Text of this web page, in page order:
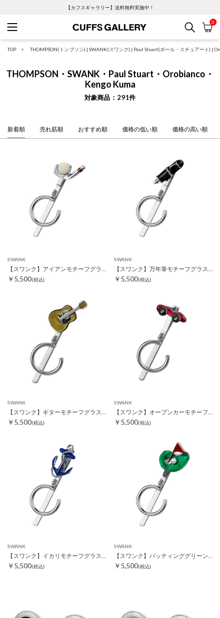
【カフスギャラリー】送料無料実施中！
Cuffs Gallery
検索 カ
0
TOP THOMPSON(トンプソン) | SWANK(スワンク) | Paul Stuart(ポール・スチュアート) |
THOMPSON・SWANK・Paul Stuart・Orobianco・
Kengo Kuma
対象商品 291件
新着順 売れ筋順 おすすめ順 価格の低い順 価格の高い順
SWANK
￥5,500(税込)
SWANK
￥5,500(税込)
SWANK
【スワンク】ギターモチーフグラスホルダー
￥5,500(税込)
SWANK
【スワンク】オープンカーモチーフグラスホルダー
￥5,500(税込)
SWANK
￥5,500(税込)
SWANK
￥5,500(税込)